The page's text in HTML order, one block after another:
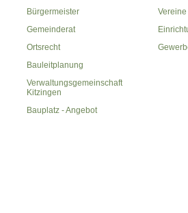
Bürgermeister
Gemeinderat
Ortsrecht
Bauleitplanung
Verwaltungsgemeinschaft
Kitzingen
Bauplatz - Angebot